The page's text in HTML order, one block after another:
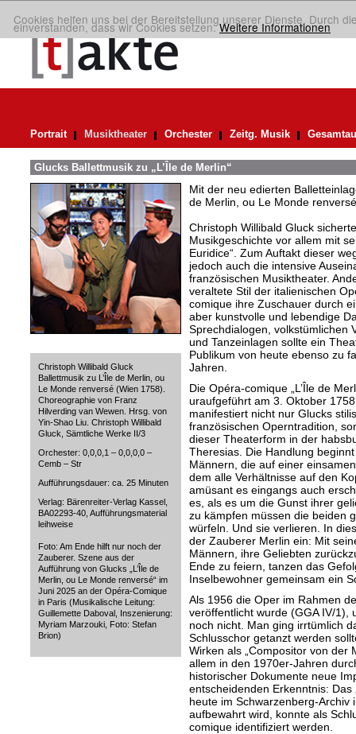
Cookies helfen uns bei der Bereitstellung unserer Dienste. Durch
einverstanden, dass wir Cookies setzen.Weitere Informationen
Portrait Musiktheater Orchester Zeitg. Musik
Glucks Ballettmusik zu „L’Île de Merlin“
Christoph Willibald Gluck
Ballettmusik zu L’Île de Merlin, ou
Le Monde renversé (Wien 1758).
Choreographie von Franz
Hilverding van Wewen. Hrsg. von
Yin-Shao Liu. Christoph Willibald
Gluck, Sämtliche Werke II/3
Orchester: 0,0,0,1 – 0,0,0,0 –
Cemb – Str
Aufführungsdauer: ca. 25 Minuten
Verlag: Bärenreiter-Verlag Kassel,
BA02293-40, Aufführungsmaterial
leihweise
Foto: Am Ende hilft nur noch der
Zauberer. Szene aus der
Aufführung von Glucks „L’Île de
Merlin, ou Le Monde renversé“ im
Juni 2025 an der Opéra-Comique
in Paris (Musikalische Leitung:
Guillemette Daboval, Inszenierung:
Myriam Marzouki, Foto: Stefan
Brion)
Mit der neu edierten
de Merlin, ou Le Monde
Christoph Willibald Gluck
Musikgeschichte vor allem mit
Euridice“. Zum Auftakt dieser
jedoch auch die intensive
französischen Musiktheater.
veraltete Stil der italienischen
comique ihre Zuschauer durch
aber kunstvolle und lebendige
Sprechdialogen, volkstümlichen
und Tanzeinlagen sollte ein
Publikum von heute ebenso zu
Jahren.
Die Opéra-comique „L’Île de
uraufgeführt am 3. Oktober
manifestiert nicht nur Glucks
französischen Operntradition,
dieser Theaterform in der
Theresias. Die Handlung
Männern, die auf einer
dem alle Verhältnisse auf den
amüsant es eingangs auch
es, als es um die Gunst ihrer
zu kämpfen müssen die beiden
würfeln. Und sie verlieren. In
der Zauberer Merlin ein: Mit
Männern, ihre Geliebten
Ende zu feiern, tanzen das
Inselbewohner gemeinsam ein
Als 1956 die Oper im Rahmen
veröffentlicht wurde (GGA IV/1),
noch nicht. Man ging irrtümlich
Schlusschor getanzt werden
Wirken als „Compositor von der
allem in den 1970er-Jahren
historischer Dokumente neue
entscheidenden Erkenntnis: Das
heute im Schwarzenberg-Archiv
aufbewahrt wird, konnte als
comique identifiziert werden.